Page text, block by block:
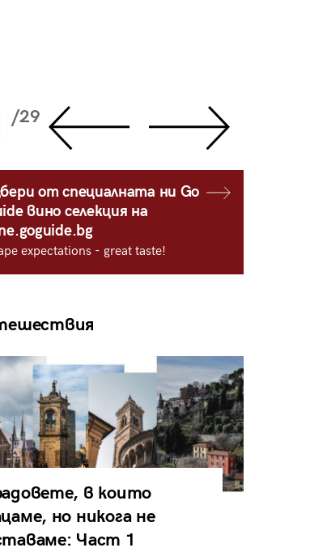
/29
от специалната ни Go
вино селекция на
expectations - great taste!
в които
но никога не
Част 1